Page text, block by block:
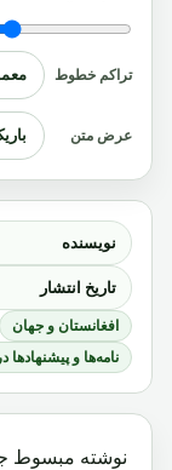
نویسنده
تاریخ انتشار
افغانستان و جهان
نامه‌ها و پیشنهادها
نوشته مبسوط
تراکم خطوط
عرض متن